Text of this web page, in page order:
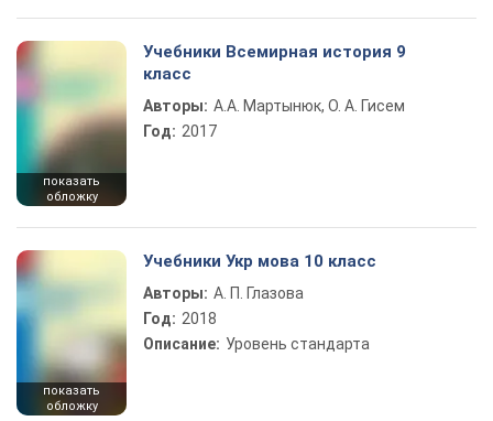
показать
обложку
Учебники Всемирная история 9
класс
Авторы: А.А. Мартынюк, О. А. Гисем
Год: 2017
показать
обложку
Учебники Укр мова 10 класс
Авторы: А. П. Глазова
Год: 2018
Описание: Уровень стандарта